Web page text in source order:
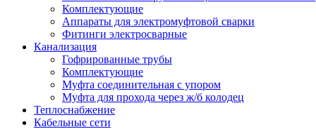
Комплектующие
Аппараты для электромуфтовой сварки
Фитинги электросварные
Канализация
Гофрированные трубы
Комплектующие
Муфта соединительная с упором
Муфта для прохода через ж/б колодец
Теплоснабжение
Кабельные сети